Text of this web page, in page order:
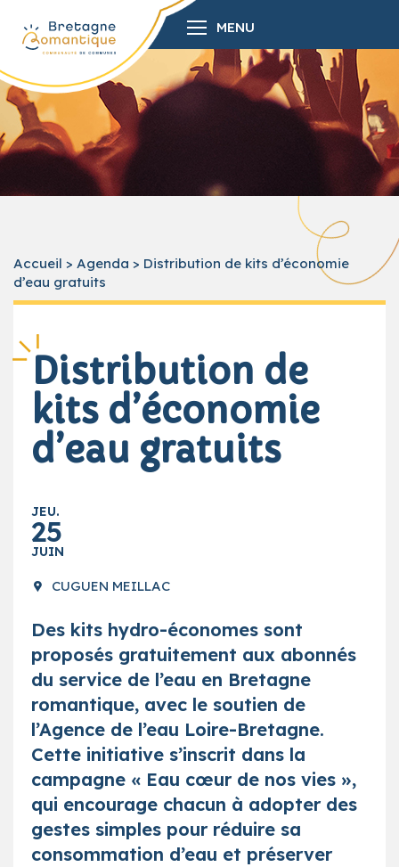
MENU
Accueil > Agenda > Distribution de kits d’économie
d’eau gratuits
Distribution de
kits d’économie
d’eau gratuits
JEU.
25
JUIN
CUGUEN MEILLAC
Des kits hydro-économes sont
proposés gratuitement aux abonnés
du service de l’eau en Bretagne
romantique, avec le soutien de
l’Agence de l’eau Loire-Bretagne.
Cette initiative s’inscrit dans la
campagne « Eau cœur de nos vies »,
qui encourage chacun à adopter des
gestes simples pour réduire sa
consommation d’eau et préserver